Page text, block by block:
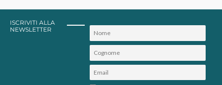
ISCRIVITI ALLA
NEWSLETTER